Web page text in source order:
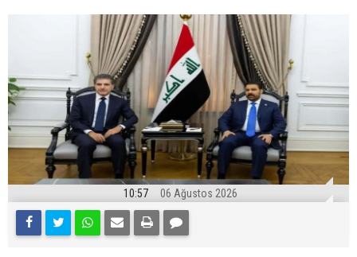
10:57 06 Ağustos 2026